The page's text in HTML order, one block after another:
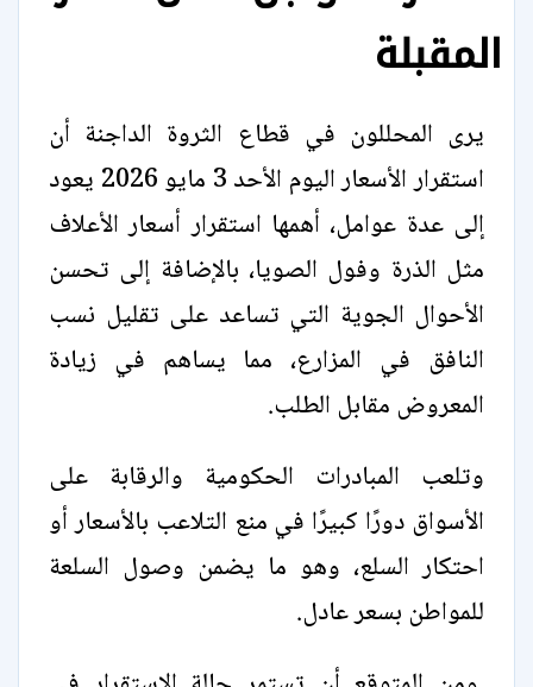
المقبلة
يرى المحللون في قطاع الثروة الداجنة أن
استقرار الأسعار اليوم الأحد 3 مايو 2026 يعود
إلى عدة عوامل، أهمها استقرار أسعار الأعلاف
مثل الذرة وفول الصويا، بالإضافة إلى تحسن
الأحوال الجوية التي تساعد على تقليل نسب
النافق في المزارع، مما يساهم في زيادة
المعروض مقابل الطلب.
وتلعب المبادرات الحكومية والرقابة على
الأسواق دورًا كبيرًا في منع التلاعب بالأسعار أو
احتكار السلع، وهو ما يضمن وصول السلعة
للمواطن بسعر عادل.